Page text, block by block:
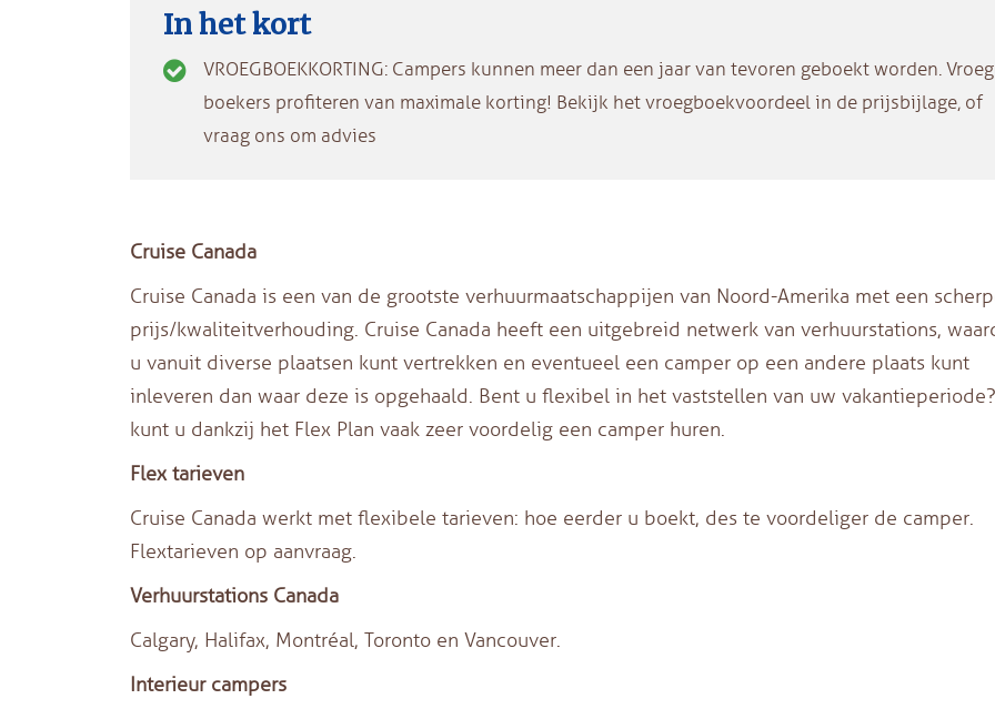
In het kort
VROEGBOEKKORTING: Campers kunnen meer dan een jaar van tevoren geboekt worden.
boekers profiteren van maximale korting! Bekijk het vroegboekvoordeel in de prijsbijlage, of
vraag ons om advies
Cruise Canada
Cruise Canada is een van de grootste verhuurmaatschappijen van Noord-Amerika met een
prijs/kwaliteitverhouding. Cruise Canada heeft een uitgebreid netwerk van verhuurstations,
u vanuit diverse plaatsen kunt vertrekken en eventueel een camper op een andere plaats kunt
inleveren dan waar deze is opgehaald. Bent u flexibel in het vaststellen van uw
kunt u dankzij het Flex Plan vaak zeer voordelig een camper huren.
Flex tarieven
Cruise Canada werkt met flexibele tarieven: hoe eerder u boekt, des te voordeliger de camper.
Flextarieven op aanvraag.
Verhuurstations Canada
Calgary, Halifax, Montréal, Toronto en Vancouver.
Interieur campers